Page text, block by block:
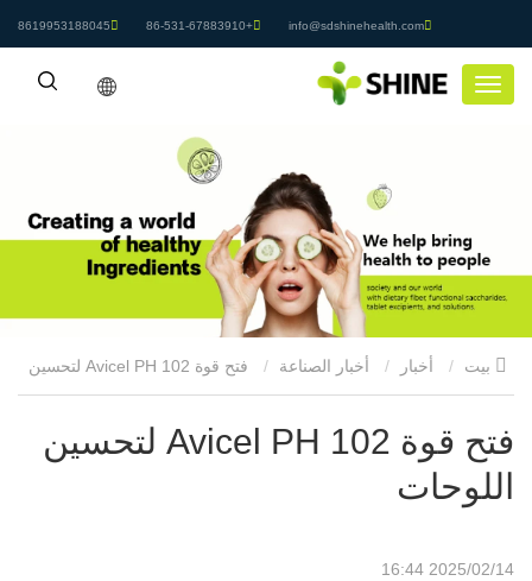
info@sdshinehealth.com
+86-531-67883910
8619953188045
أخبار أخبار الصناعة فتح قوة Avicel PH 102 لتحسين
فتح قوة Avicel PH 102 لتحسين
اللوحات
2025/02/14 16:44